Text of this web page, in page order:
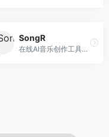
SongR
在线AI音乐创作工具，支持歌词与旋律一体化生成。面向内容创作者和音乐爱好者，提供歌词创作、旋律生成、音乐制作等服务，操作简便，创作速度快。